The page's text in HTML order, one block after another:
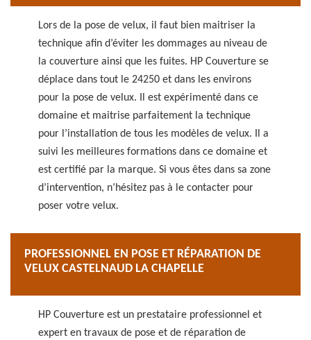
Lors de la pose de velux, il faut bien maitriser la
technique afin d’éviter les dommages au niveau de
la couverture ainsi que les fuites. HP Couverture se
déplace dans tout le 24250 et dans les environs
pour la pose de velux. Il est expérimenté dans ce
domaine et maitrise parfaitement la technique
pour l’installation de tous les modèles de velux. Il a
suivi les meilleures formations dans ce domaine et
est certifié par la marque. Si vous êtes dans sa zone
d’intervention, n’hésitez pas à le contacter pour
poser votre velux.
PROFESSIONNEL EN POSE ET RÉPARATION DE
VELUX CASTELNAUD LA CHAPELLE
HP Couverture est un prestataire professionnel et
expert en travaux de pose et de réparation de